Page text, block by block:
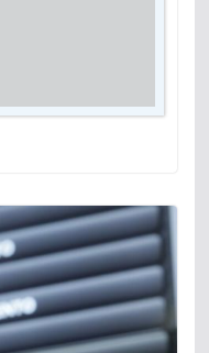
com
e festas para